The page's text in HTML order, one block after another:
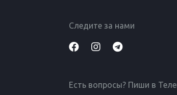
Следите за нами
Есть вопросы? Пиши в